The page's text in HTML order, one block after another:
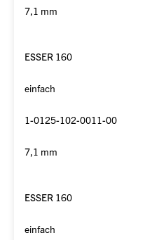
7,1 mm
ESSER 160
einfach
1-0125-102-0011-00
7,1 mm
ESSER 160
einfach